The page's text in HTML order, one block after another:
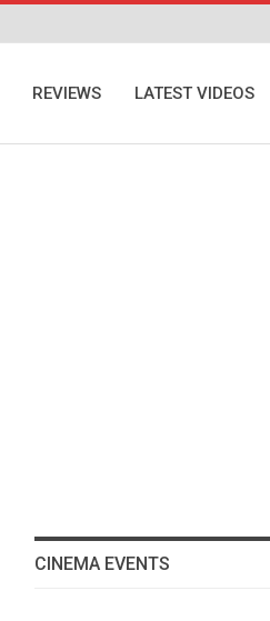
REVIEWS LATEST VIDEOS
CINEMA EVENTS